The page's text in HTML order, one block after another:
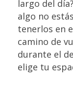
largo del
algo no
tenerlos en
camino de
durante el
elige tu